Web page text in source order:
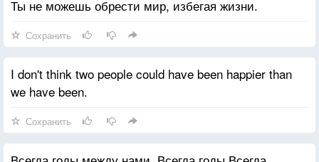
Ты не можешь обрести мир, избегая жизни.
Сохранить
I don't think two people could have been happier than
we have been.
Сохранить